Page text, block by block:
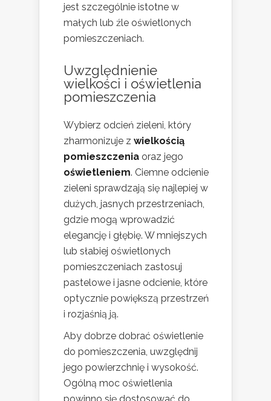
jest szczególnie istotne w
małych lub źle oświetlonych
pomieszczeniach.
Uwzględnienie
wielkości i oświetlenia
pomieszczenia
Wybierz odcień zieleni, który
zharmonizuje z wielkością
pomieszczenia oraz jego
oświetleniem. Ciemne odcienie
zieleni sprawdzają się najlepiej w
dużych, jasnych przestrzeniach,
gdzie mogą wprowadzić
elegancję i głębię. W mniejszych
lub słabiej oświetlonych
pomieszczeniach zastosuj
pastelowe i jasne odcienie, które
optycznie powiększą przestrzeń
i rozjaśnią ją.
Aby dobrze dobrać oświetlenie
do pomieszczenia, uwzględnij
jego powierzchnię i wysokość.
Ogólną moc oświetlenia